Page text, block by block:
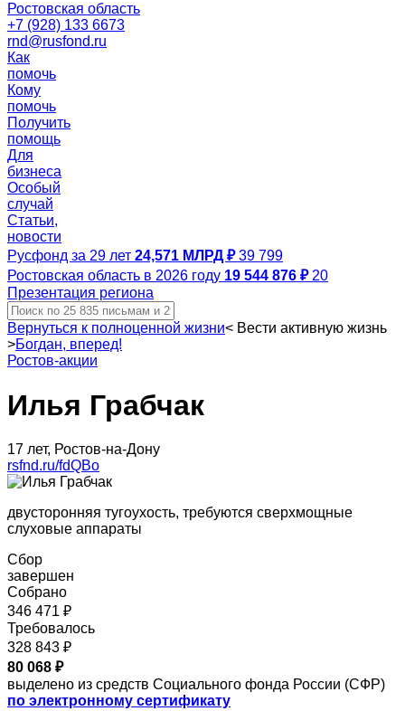
Ростовская область
+7 (928) 133 6673
rnd@rusfond.ru
Как
помочь
Кому
помочь
Получить
помощь
Для
бизнеса
Особый
случай
Статьи,
новости
Русфонд за 29 лет 24,571 МЛРД ₽ 39 799
Ростовская область в 2026 году 19 544 876 ₽ 20
Презентация региона
Вернуться к полноценной жизни< Вести активную жизнь
>Богдан, вперед!
Ростов-акции
Илья Грабчак
17 лет, Ростов-на-Дону
rsfnd.ru/fdQBo
двусторонняя тугоухость, требуются сверхмощные
слуховые аппараты
Сбор
завершен
Собрано
346 471 ₽
Требовалось
328 843 ₽
80 068 ₽
выделено из средств Социального фонда России (СФР)
по электронному сертификату